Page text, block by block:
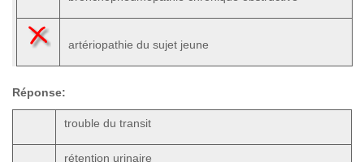
artériopathie du sujet jeune
Réponse:
trouble du transit
rétention urinaire